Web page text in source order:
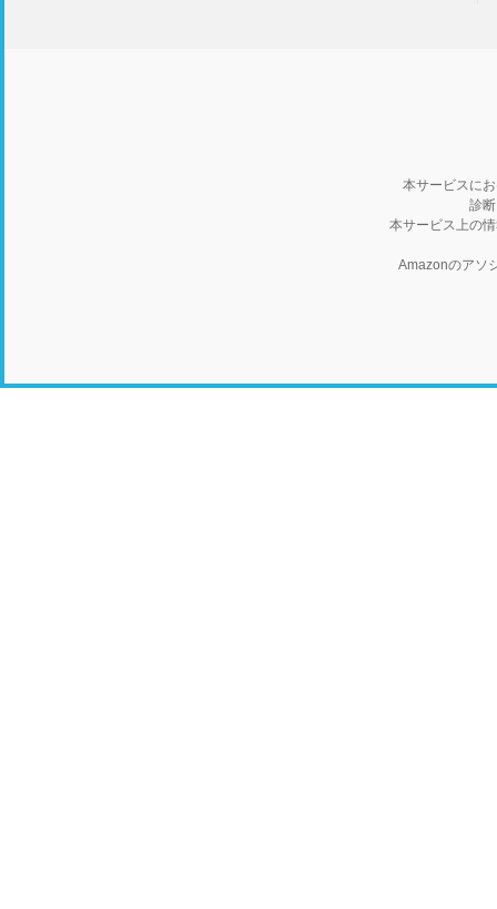
本サービスに
診
本サービス上の
Amazonのアソ